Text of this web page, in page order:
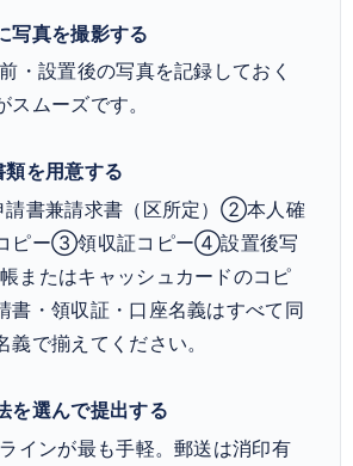
写真を撮影する
・設置後の写真を記録しておく
スムーズです。
を用意する
書兼請求書（区所定）②本人確
ピー③領収証コピー④設置後写
またはキャッシュカードのコピ
書・領収証・口座名義はすべて同
義で揃えてください。
を選んで提出する
インが最も手軽。郵送は消印有